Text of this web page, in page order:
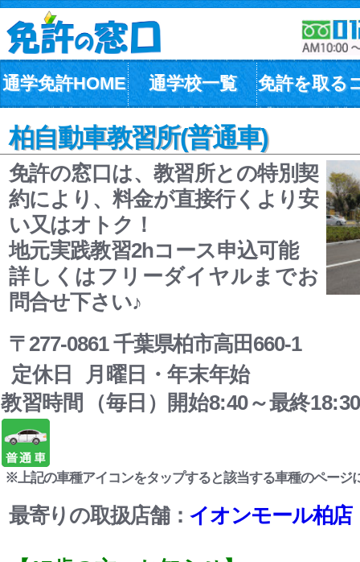
通学免許HOME 通学校一覧 免許を取る
柏自動車教習所(普通車)
免許の窓口は、教習所との特別契
約により、料金が直接行くより安
い又はオトク！
地元実践教習2hコース申込可能
詳しくはフリーダイヤルまでお
問合せ下さい♪
〒277-0861 千葉県柏市高田660-1
定休日
月曜日・年末年始
教習時間
（毎日）開始8:40～最終
※上記の車種アイコンをタップすると該当する車種のページ
最寄りの取扱店舗： イオンモール柏店